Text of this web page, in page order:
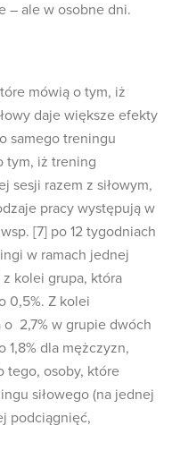
– ale w osobne dni.
mówią o tym, iż
daje większe efekty
samego treningu
tym, iż trening
sesji razem z siłowym,
pracy występują w
[7] po 12 tygodniach
w ramach jednej
z kolei grupa, która
0,5%. Z kolei
o 2,7% w grupie dwóch
dla mężczyzn,
tego, osoby, które
siłowego (na jednej
podciągnięć,